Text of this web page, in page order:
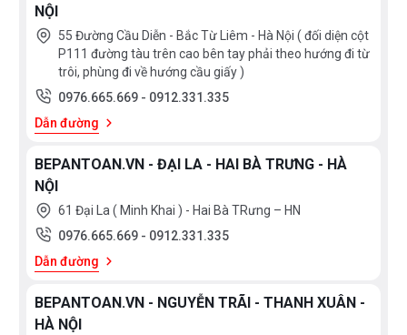
NỘI
55 Đường Cầu Diễn - Bắc Từ Liêm - Hà Nội ( đối diện cột
P111 đường tàu trên cao bên tay phải theo hướng đi từ
trôi, phùng đi về hướng cầu giấy )
0976.665.669 - 0912.331.335
Dẫn đường
BEPANTOAN.VN - ĐẠI LA - HAI BÀ TRƯNG - HÀ
NỘI
61 Đại La ( Minh Khai ) - Hai Bà TRưng – HN
0976.665.669 - 0912.331.335
Dẫn đường
BEPANTOAN.VN - NGUYỄN TRÃI - THANH XUÂN -
HÀ NỘI